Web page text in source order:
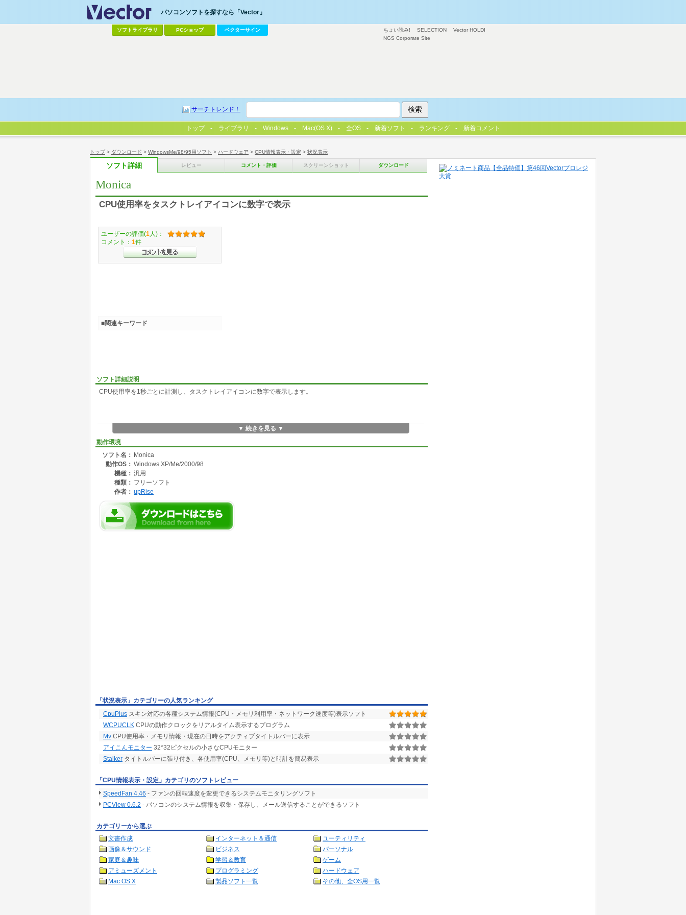
トップ> ダウンロード > WindowsMe/98/95用ソフト > ハードウェア > CPU情報表示・設定 > 状況表示
ソフト詳細 レビュー コメント・評価 スクリーンショット ダウンロード
Monica
CPU使用率をタスクトレイアイコンに数字で表示
ソフト詳細説明
CPU使用率を1秒ごとに計測し、タスクトレイアイコンに数字で表示します。
▼ 続きを見る ▼
動作環境
ソフト名： Monica
動作OS： Windows XP/Me/2000/98
機種： 汎用
種類： フリーソフト
作者： upRise
ユーザーの評価(1 人)：
コメント： 1件
■関連キーワード
「状況表示」カテゴリーの人気ランキング
CpuPlus スキン対応の各種システム情報(CPU・メモリ利用率・ネットワーク速度等)表示ソフト
WCPUCLK CPUの動作クロックをリアルタイム表示するプログラム
Mv CPU使用率・メモリ情報・現在の日時をアクティブタイトルバーに表示
アイこんモニター 32*32ピクセルの小さなCPUモニター
Stalker タイトルバーに張り付き、各使用率(CPU、メモリ等)と時計を簡易表示
「CPU情報表示・設定」カテゴリのソフトレビュー
SpeedFan 4.46 - ファンの回転速度を変更できるシステムモニタリングソフト
PCView 0.6.2 - パソコンのシステム情報を収集・保存し、メール送信することができるソフト
カテゴリーから選ぶ
文書作成
インターネット＆通信
ユーティリティ
画像＆サウンド
ビジネス
パーソナル
家庭＆趣味
学習＆教育
ゲーム
アミューズメント
プログラミング
ハードウェア
Mac OS X
製品ソフト一覧 その他、全OS用一覧
ちょい読み! SELECTION
Vector HOLDI
NGS Corporate Site
パソコンソフトを探すなら「Vector」
ソフトライブラリ PCショップ ベクターサイン
サーチトレンド！
トップ ライブラリ Windows Mac(OS X) 全OS 新着ソフト ランキング 新着コメント